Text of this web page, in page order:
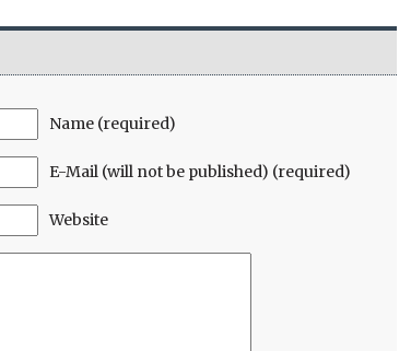
Name (required)
E-Mail (will not be published) (required)
Website